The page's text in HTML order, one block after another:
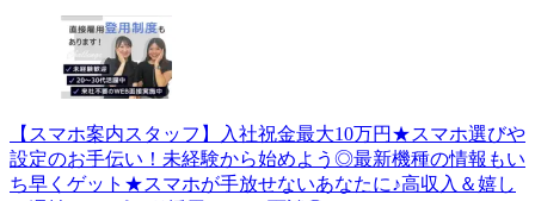
【スマホ案内スタッフ】入社祝金最大10万円★スマホ選びや
設定のお手伝い！未経験から始めよう◎最新機種の情報もい
ち早くゲット★スマホが手放せないあなたに♪高収入＆嬉し